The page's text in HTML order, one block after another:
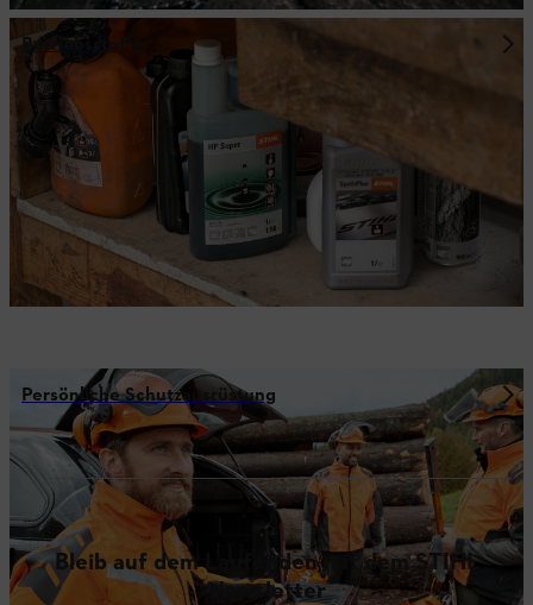
Betriebsstoffe
Persönliche Schutzausrüstung
Bleib auf dem Laufenden mit dem STIHL
Newsletter